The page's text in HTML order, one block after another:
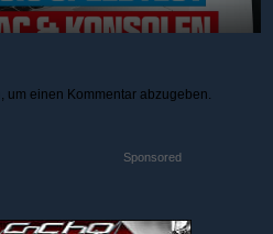
um einen Kommentar abzugeben.
Sponsored